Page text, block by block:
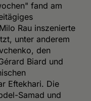
fand am
Rau inszenierte
unter anderem
den
Biard und
Eftekhari. Die
Samad und